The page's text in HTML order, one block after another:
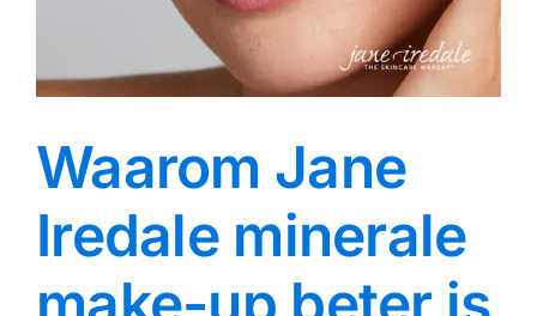
Waarom Jane
Iredale minerale